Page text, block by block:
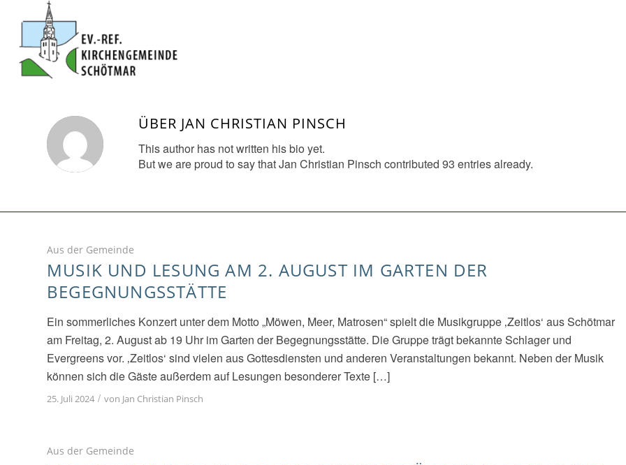
ÜBER JAN CHRISTIAN PINSCH
This author has not written his bio yet.
But we are proud to say thatJan Christian Pinsch contributed 93 entries already.
Aus der Gemeinde
MUSIK UND LESUNG AM 2. AUGUST IM GARTEN DER
BEGEGNUNGSSTÄTTE
Ein sommerliches Konzert unter dem Motto „Möwen, Meer, Matrosen“ spielt die Musikgruppe ‚Zeitlos‘ aus Schötmar
am Freitag, 2. August ab 19 Uhr im Garten der Begegnungsstätte. Die Gruppe trägt bekannte Schlager und
Evergreens vor. ‚Zeitlos‘ sind vielen aus Gottesdiensten und anderen Veranstaltungen bekannt. Neben der Musik
können sich die Gäste außerdem auf Lesungen besonderer Texte […]
25. Juli 2024 / von Jan Christian Pinsch
Aus der Gemeinde